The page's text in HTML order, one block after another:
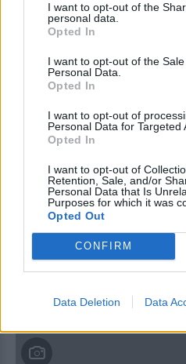
I want to opt-out of the
personal data.
Opted In
I want to opt-out of the
Personal Data.
Opted In
I want to opt-out of
Personal Data for Targeted
Opted In
I want to opt-out of
Retention, Sale, and/or
Personal Data that Is
Purposes for which it was
Opted Out
CONFIRM
Data Deletion Data
ΠΡΙΝ 367 ΕΒΔΟΜΆΔΕΣ
SUMMER
40 κορυφαίες παραλίες